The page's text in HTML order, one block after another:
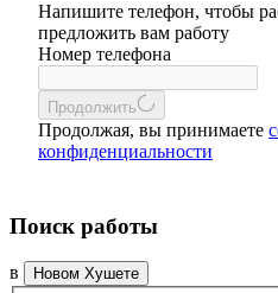
Напишите телефон, чтобы
предложить вам работу
Номер телефона
Продолжить
Продолжая, вы принимаете
конфиденциальности
Поиск работы
в Новом Хушете